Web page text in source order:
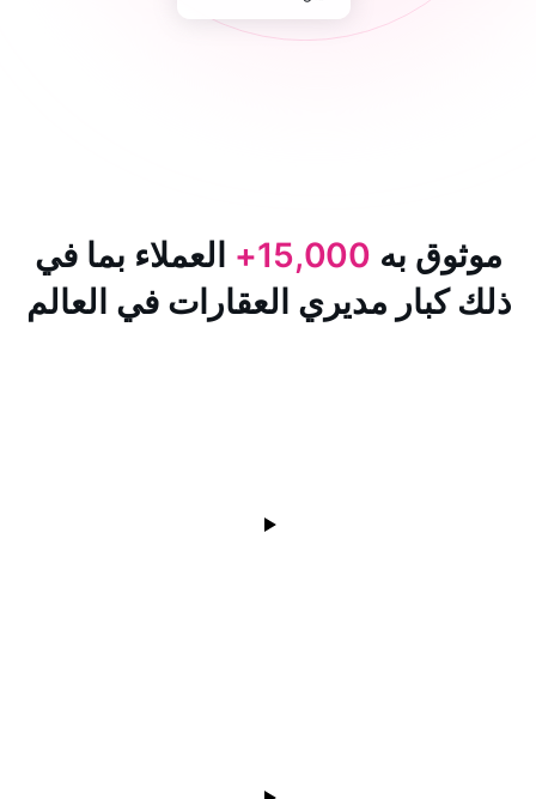
به15,000+ العملاء بما في
مديري العقارات في العالم